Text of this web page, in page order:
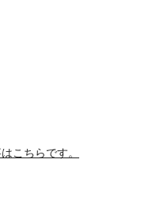
こちらです。